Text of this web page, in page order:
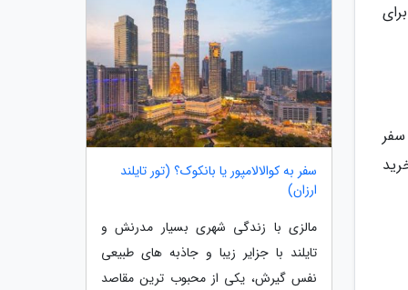
سفر
سفر به کوالالامپور یا بانکوک؟ (تور تایلند
ارزان)
مالزی با زندگی شهری بسیار مدرنش و
تایلند با جزایر زیبا و جاذبه های طبیعی
نفس گیرش، یکی از محبوب ترین مقاصد